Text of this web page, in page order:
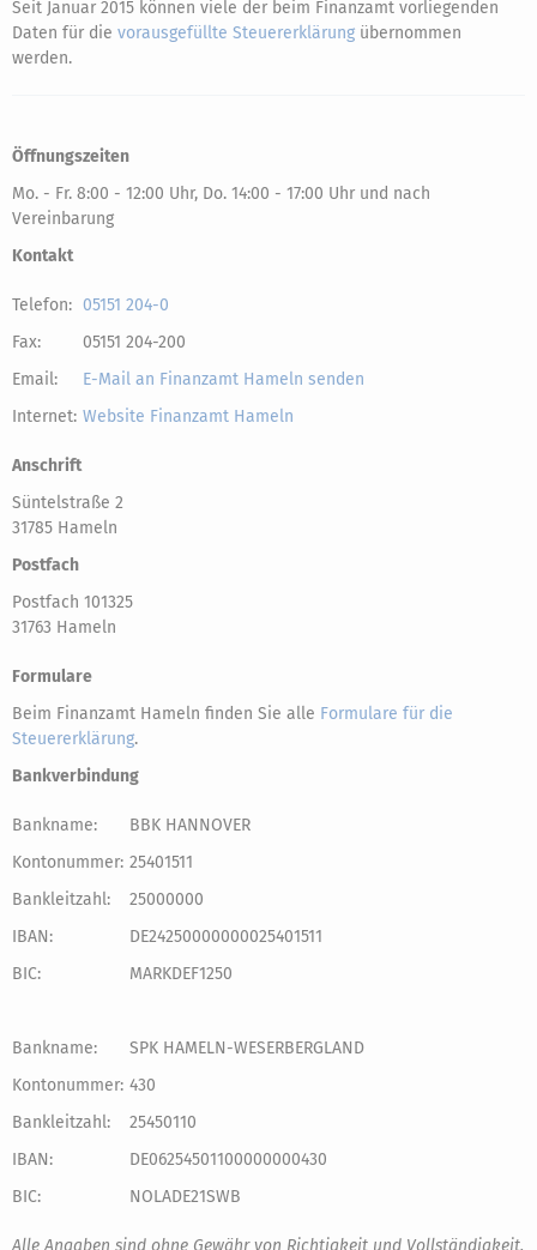
Seit Januar 2015 können viele der beim Finanzamt vorliegenden
Daten für die vorausgefüllte Steuererklärung übernommen
werden.
Öffnungszeiten
Mo. - Fr. 8:00 - 12:00 Uhr, Do. 14:00 - 17:00 Uhr und nach
Vereinbarung
Kontakt
Telefon: 05151 204-0
Fax:
05151 204-200
Email:
E-Mail an Finanzamt Hameln senden
Internet: Website Finanzamt Hameln
Anschrift
Süntelstraße 2
31785 Hameln
Postfach
Postfach 101325
31763 Hameln
Formulare
Beim Finanzamt Hameln finden Sie alle Formulare für die
Steuererklärung.
Bankverbindung
Bankname:
BBK HANNOVER
Kontonummer: 25401511
Bankleitzahl:
25000000
IBAN:
DE24250000000025401511
BIC:
MARKDEF1250
Bankname:
SPK HAMELN-WESERBERGLAND
Kontonummer: 430
Bankleitzahl:
25450110
IBAN:
DE06254501100000000430
BIC:
NOLADE21SWB
Alle Angaben sind ohne Gewähr von Richtigkeit und Vollständigkeit.